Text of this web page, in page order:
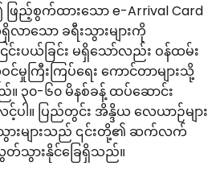
ဖြည့်စွက်ထားသော e-Arrival Card
ာသော ခရီးသွားများကို
းပယ်ခြင်း မရှိသော်လည်း ဝန်ထမ်း
င်မှုကြီးကြပ်ရေး ကောင်တာများသို့
။ ၃၀-၆၀ မိနစ်ခန့် ထပ်ဆောင်း
ပါ။ ပြည်တွင်း အိန္ဒိယ လေယာဉ်များ
ားများသည် ၎င်းတို့၏ ဆက်လက်
သွားနိုင်ခြေရှိသည်။